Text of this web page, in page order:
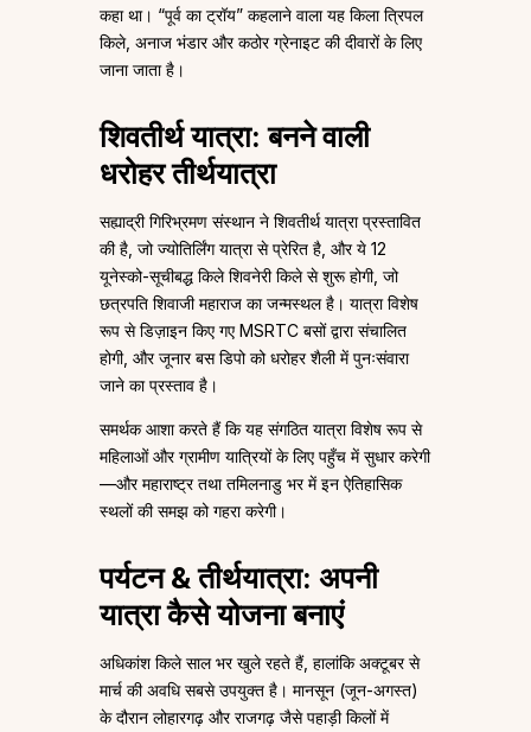
कहा था। “पूर्व का ट्रॉय” कहलाने वाला यह किला त्रिपल
किले, अनाज भंडार और कठोर ग्रेनाइट की दीवारों के लिए
जाना जाता है।
शिवतीर्थ यात्रा: बनने वाली
धरोहर तीर्थयात्रा
सह्याद्री गिरिभ्रमण संस्थान ने शिवतीर्थ यात्रा प्रस्तावित
की है, जो ज्योतिर्लिंग यात्रा से प्रेरित है, और ये 12
यूनेस्को-सूचीबद्ध किले शिवनेरी किले से शुरू होगी, जो
छत्रपति शिवाजी महाराज का जन्मस्थल है। यात्रा विशेष
रूप से डिज़ाइन किए गए MSRTC बसों द्वारा संचालित
होगी, और जूनार बस डिपो को धरोहर शैली में पुनःसंवारा
जाने का प्रस्ताव है।
समर्थक आशा करते हैं कि यह संगठित यात्रा विशेष रूप से
महिलाओं और ग्रामीण यात्रियों के लिए पहुँच में सुधार करेगी
—और महाराष्ट्र तथा तमिलनाडु भर में इन ऐतिहासिक
स्थलों की समझ को गहरा करेगी।
पर्यटन & तीर्थयात्रा: अपनी
यात्रा कैसे योजना बनाएं
अधिकांश किले साल भर खुले रहते हैं, हालांकि अक्टूबर से
मार्च की अवधि सबसे उपयुक्त है। मानसून (जून-अगस्त)
के दौरान लोहारगढ़ और राजगढ़ जैसे पहाड़ी किलों में